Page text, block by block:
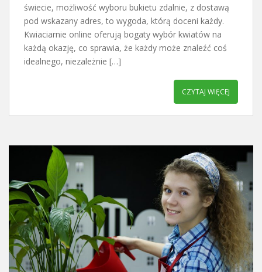
świecie, możliwość wyboru bukietu zdalnie, z dostawą
pod wskazany adres, to wygoda, którą doceni każdy.
Kwiaciarnie online oferują bogaty wybór kwiatów na
każdą okazję, co sprawia, że każdy może znaleźć coś
idealnego, niezależnie […]
CZYTAJ WIĘCEJ